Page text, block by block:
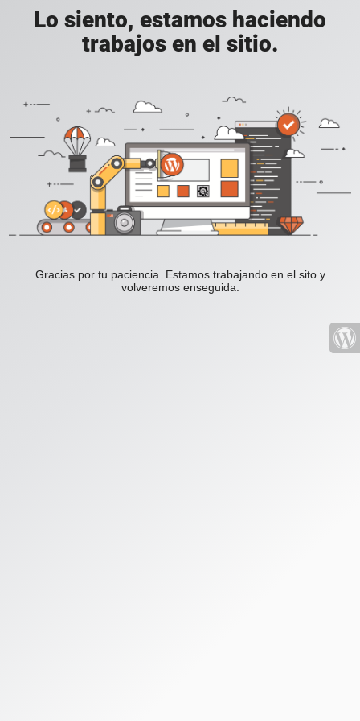
Lo siento, estamos haciendo
trabajos en el sitio.
Gracias por tu paciencia. Estamos trabajando en el sito y
volveremos enseguida.